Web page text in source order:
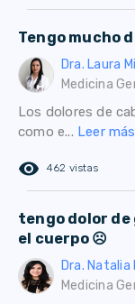
Tengo mucho
Dra. Laura
Medicina
Los dolores de
como e... Leer más
remove_red_eye 462 vistas
tengo dolor de
el cuerpo ☹️
Dra. Natalia
Medicina